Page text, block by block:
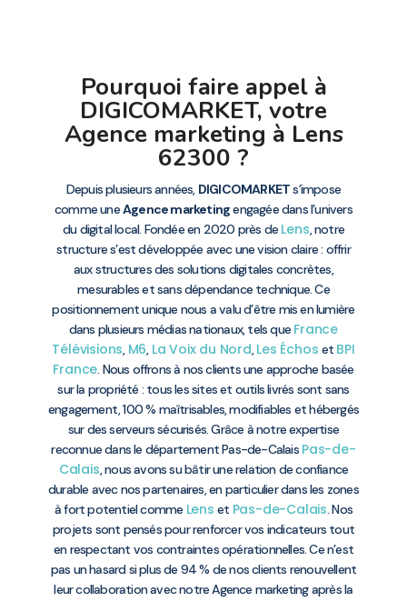
Pourquoi faire appel à
DIGICOMARKET, votre
Agence marketing à Lens
62300 ?
Depuis plusieurs années, DIGICOMARKETs’impose
comme uneAgence marketingengagée dans l’univers
du digital local. Fondée en 2020 près de Lens, notre
structure s’est développée avec une vision claire : offrir
aux structures des solutions digitales concrètes,
mesurables et sans dépendance technique. Ce
positionnement unique nous a valu d’être mis en lumière
dans plusieurs médias nationaux, tels que France
Télévisions, M6, La Voix du Nord,Les Échos et BPI
France. Nous offrons à nos clients une approche basée
sur la propriété : tous les sites et outils livrés sont sans
engagement, 100 % maîtrisables, modifiables et hébergés
sur des serveurs sécurisés. Grâce à notre expertise
reconnue dans le département Pas-de-Calais Pas-de-
Calais, nous avons su bâtir une relation de confiance
durable avec nos partenaires, en particulier dans les zones
à fort potentiel comme Lens et Pas-de-Calais. Nos
projets sont pensés pour renforcer vos indicateurs tout
en respectant vos contraintes opérationnelles. Ce n’est
pas un hasard si plus de 94 % de nos clients renouvellent
leur collaboration avec notre Agence marketing après la